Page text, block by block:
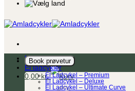
Book prøvetur
0,00kr.
Ladcykel
El ladcykler
El Ladcykel – Premium
El Ladcykel – Deluxe
El Ladcykel – Ultimate Curve